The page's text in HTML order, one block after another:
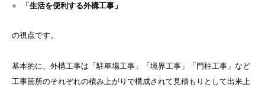
「生活を便利する外構工事」
の視点です。
基本的に、外構工事は「駐車場工事」「境界工事」「門柱工事」など
工事箇所のそれぞれの積み上がりで構成されて見積もりとして出来上